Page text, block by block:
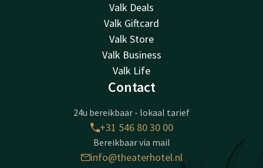
Valk Deals
Valk Giftcard
Valk Store
Valk Business
Valk Life
Contact
24u bereikbaar - lokaal tarief
+31 546 80 30 00
Bereikbaar via mail
info@theaterhotel.nl